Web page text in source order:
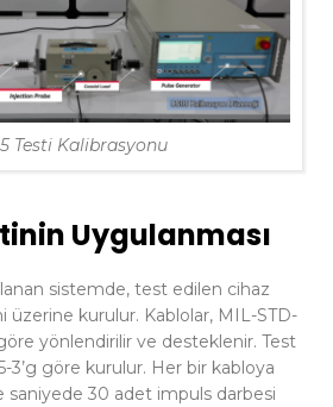
Testi Kalibrasyonu
Uygulanması
sistemde, test edilen cihaz
üzerine kurulur. Kablolar, MIL-STD-
yönlendirilir ve desteklenir. Test
3’g göre kurulur. Her bir kabloya
saniyede 30 adet impuls darbesi